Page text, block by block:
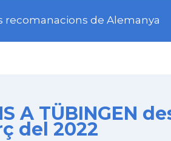
recomanacions de Alemanya
A TÜBINGEN
del 2022